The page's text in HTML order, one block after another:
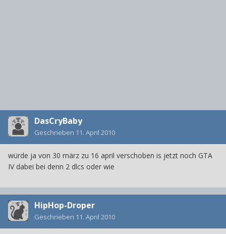
DasCryBaby
Geschrieben 11. April 2010
würde ja von 30 märz zu 16 april verschoben is jetzt noch GTA
IV dabei bei denn 2 dlcs oder wie
HipHop-Droper
Geschrieben 11. April 2010